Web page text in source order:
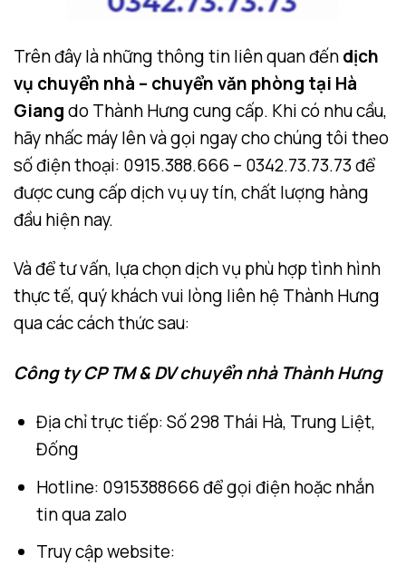
Trên đây là những thông tin liên quan đếndịch
vụ chuyển nhà – chuyển văn phòng tại Hà
Giangdo Thành Hưng cung cấp. Khi có nhu cầu,
hãy nhấc máy lên và gọi ngay cho chúng tôi theo
số điện thoại: 0915.388.666 – 0342.73.73.73 để
được cung cấp dịch vụ uy tín, chất lượng hàng
đầu hiện nay.
Và để tư vấn, lựa chọn dịch vụ phù hợp tình hình
thực tế, quý khách vui lòng liên hệ Thành Hưng
qua các cách thức sau:
Công ty CP TM & DV chuyển nhà Thành Hưng
Địa chỉ trực tiếp: Số 298 Thái Hà, Trung Liệt,
Đống
Hotline: 0915388666 để gọi điện hoặc nhắn
tin qua zalo
Truy cập website: